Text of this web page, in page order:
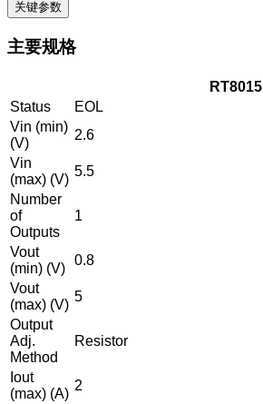
关键参数
主要规格
RT8015
Status
EOL
Vin (min)
(V)
2.6
Vin
(max) (V)
5.5
Number
of
Outputs
1
Vout
(min) (V)
0.8
Vout
(max) (V)
5
Output
Adj.
Method
Resistor
Iout
(max) (A)
2